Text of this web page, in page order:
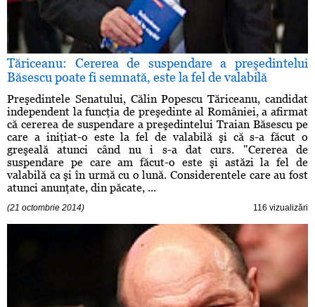
Tăriceanu: Cererea de suspendare a preşedintelui
Băsescu poate fi semnată, este la fel de valabilă
Preşedintele Senatului, Călin Popescu Tăriceanu, candidat
independent la funcţia de preşedinte al României, a afirmat
că cererea de suspendare a preşedintelui Traian Băsescu pe
care a iniţiat-o este la fel de valabilă şi că s-a făcut o
greşeală atunci când nu i s-a dat curs. "Cererea de
suspendare pe care am făcut-o este şi astăzi la fel de
valabilă ca şi în urmă cu o lună. Considerentele care au fost
atunci anunţate, din păcate, ...
(21 octombrie 2014) 116 vizualizări